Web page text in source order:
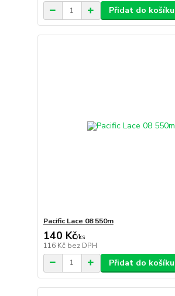
Přidat do košíku
Pacific Lace 08 550m
140 Kč/ks
116 Kč bez DPH
Přidat do košíku